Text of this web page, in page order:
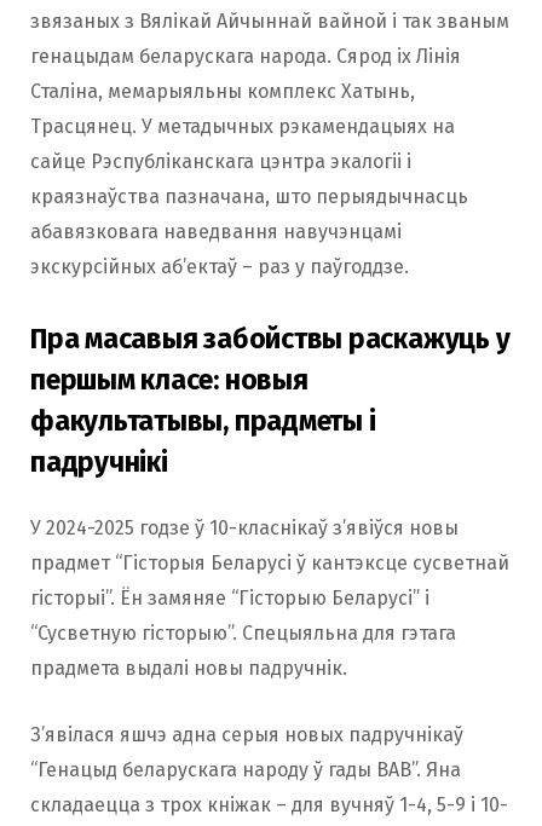
звязаных з Вялікай Айчыннай вайной і так званым
генацыдам беларускага народа. Сярод іх Лінія
Сталіна, мемарыяльны комплекс Хатынь,
Трасцянец. У метадычных рэкамендацыях на
сайце Рэспубліканскага цэнтра экалогіі і
краязнаўства пазначана, што перыядычнасць
абавязковага наведвання навучэнцамі
экскурсійных аб’ектаў – раз у паўгоддзе.
Пра масавыя забойствы раскажуць у
першым класе: новыя
факультатывы, прадметы і
падручнікі
У 2024-2025 годзе ў 10-класнікаў з’явіўся новы
прадмет “Гісторыя Беларусі ў кантэксце сусветнай
гісторыі”. Ён замяняе “Гісторыю Беларусі” і
“Сусветную гісторыю”. Спецыяльна для гэтага
прадмета выдалі новы падручнік.
З’явілася яшчэ адна серыя новых падручнікаў
“Генацыд беларускага народу ў гады ВАВ”. Яна
складаецца з трох кніжак – для вучняў 1-4, 5-9 і 10-